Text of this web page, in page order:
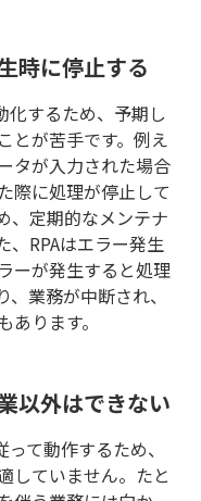
時に停止する
化するため、予期し
とが苦手です。例え
タが入力された場合
際に処理が停止して
、定期的なメンテナ
、RPAはエラー発生
ーが発生すると処理
業務が中断され、
ります。
以外はできない
て動作するため、
していません。たと